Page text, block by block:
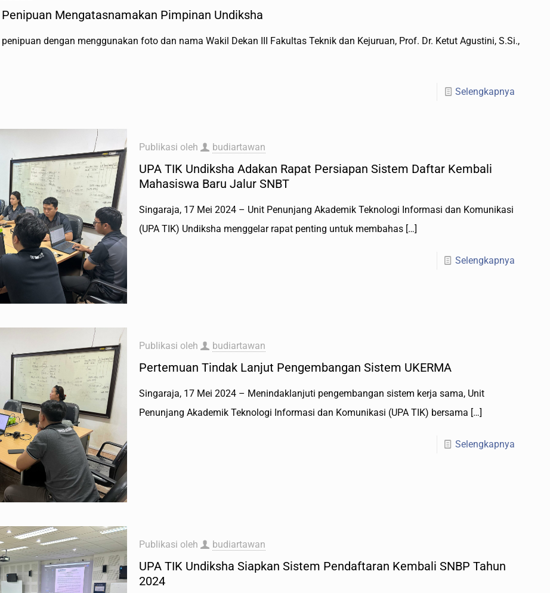
Mengatasnamakan Pimpinan Undiksha
dengan menggunakan foto dan nama Wakil Dekan III Fakultas Teknik dan Kejuruan, Prof. Dr. Ketut Agustini, S.Si.,
Selengkapnya
Publikasi oleh budiartawan
UPA TIK Undiksha Adakan Rapat Persiapan Sistem Daftar Kembali
Mahasiswa Baru Jalur SNBT
Singaraja, 17 Mei 2024 – Unit Penunjang Akademik Teknologi Informasi dan Komunikasi
(UPA TIK) Undiksha menggelar rapat penting untuk membahas[…]
Selengkapnya
Publikasi oleh budiartawan
Pertemuan Tindak Lanjut Pengembangan Sistem UKERMA
Singaraja, 17 Mei 2024 – Menindaklanjuti pengembangan sistem kerja sama, Unit
Penunjang Akademik Teknologi Informasi dan Komunikasi (UPA TIK) bersama […]
Selengkapnya
Publikasi oleh budiartawan
UPA TIK Undiksha Siapkan Sistem Pendaftaran Kembali SNBP Tahun
2024